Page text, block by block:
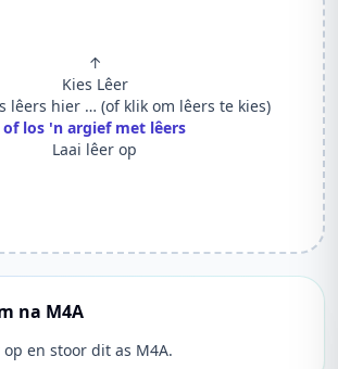
↑
Kies Lêer
lêers hier … (of klik om lêers te kies)
of los 'n argief met lêers
Laai lêer op
na M4A
op en stoor dit as M4A.